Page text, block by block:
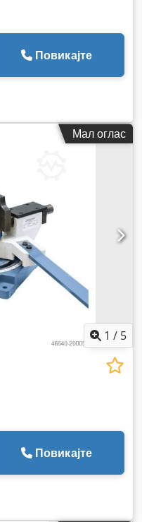
Повикајте
Мал оглас
1 / 5
Повикајте